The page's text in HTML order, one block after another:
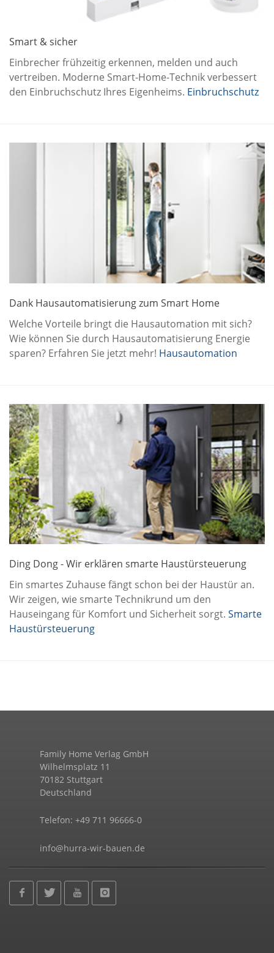
Smart & sicher
Einbrecher frühzeitig erkennen, melden und auch
vertreiben. Moderne Smart-Home-Technik verbessert
den Einbruchschutz Ihres Eigenheims. Einbruchschutz
Dank Hausautomatisierung zum Smart Home
Welche Vorteile bringt die Hausautomation mit sich?
Wie können Sie durch Hausautomatisierung Energie
sparen? Erfahren Sie jetzt mehr! Hausautomation
Ding Dong - Wir erklären smarte Haustürsteuerung
Ein smartes Zuhause fängt schon bei der Haustür an.
Wir zeigen, wie smarte Technikrund um den
Hauseingang für Komfort und Sicherheit sorgt. Smarte
Haustürsteuerung
Family Home Verlag GmbH
Wilhelmsplatz 11
70182 Stuttgart
Deutschland
Telefon: +49 711 96666-0
info@hurra-wir-bauen.de